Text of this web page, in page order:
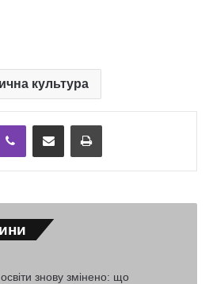
культура
Viber Надіслати електронною поштоюНадрукувати
знову змінено: що